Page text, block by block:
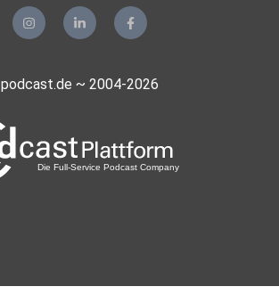
podcast.de ~ 2004-2026